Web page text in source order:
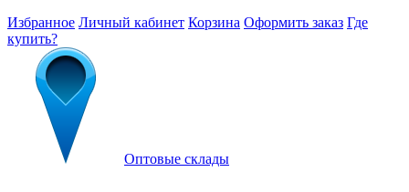
Избранное Личный кабинет Корзина Оформить заказ Где
купить?
Оптовые склады